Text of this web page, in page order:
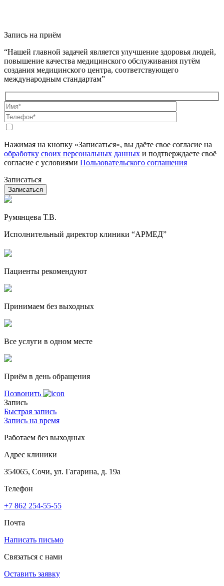
Запись на приём
“Нашей главной задачей является улучшение здоровья людей,
повышение качества медицинского обслуживания путём
создания медицинского центра, соответствующего
международным стандартам”
Нажимая на кнопку «Записаться», вы даёте свое согласие на
обработку своих персональных данных и подтверждаете своё
согласие с условиями Пользовательского соглашения
Записаться
Румянцева Т.В.
Исполнительный директор клиники “АРМЕД”
Пациенты рекомендуют
Принимаем без выходных
Все услуги в одном месте
Приём в день обращения
Позвонить
Запись
Быстрая запись
Запись на время
Работаем без выходных
Адрес клиники
354065, Сочи, ул. Гагарина, д. 19а
Телефон
+7 862 254-55-55
Почта
Написать письмо
Связаться с нами
Оставить заявку